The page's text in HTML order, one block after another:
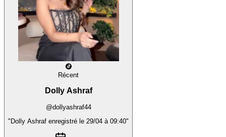
Récent
Dolly Ashraf
@dollyashraf44
"Dolly Ashraf enregistré le 29/04 à 09:40"